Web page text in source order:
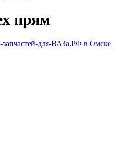
прям
для-ВАЗа.РФ в Омске